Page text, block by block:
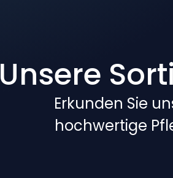
Unsere
Erkunden Sie
hochwertige